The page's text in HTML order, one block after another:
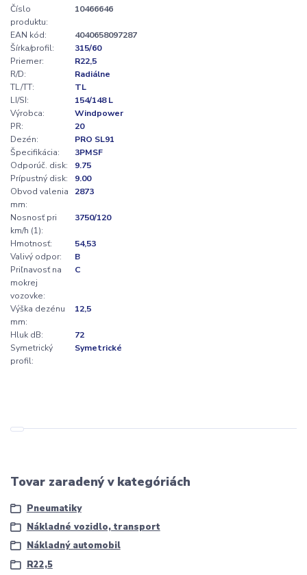
Číslo
produktu:
10466646
EAN kód:
4040658097287
Šírka/profil:
315/60
Priemer:
R22,5
R/D:
Radiálne
TL/TT:
TL
LI/SI:
154/148 L
Výrobca:
Windpower
PR:
20
Dezén:
PRO SL91
Špecifikácia:
3PMSF
Odporúč. disk:
9.75
Prípustný disk:
9.00
Obvod valenia
mm:
2873
Nosnosť pri
km/h (1):
3750/120
Hmotnosť:
54,53
Valivý odpor:
B
Priľnavosť na
mokrej
vozovke:
C
Výška dezénu
mm:
12,5
Hluk dB:
72
Symetrický
profil:
Symetrické
Tovar zaradený v kategóriách
Pneumatiky
Nákladné vozidlo, transport
Nákladný automobil
R22,5